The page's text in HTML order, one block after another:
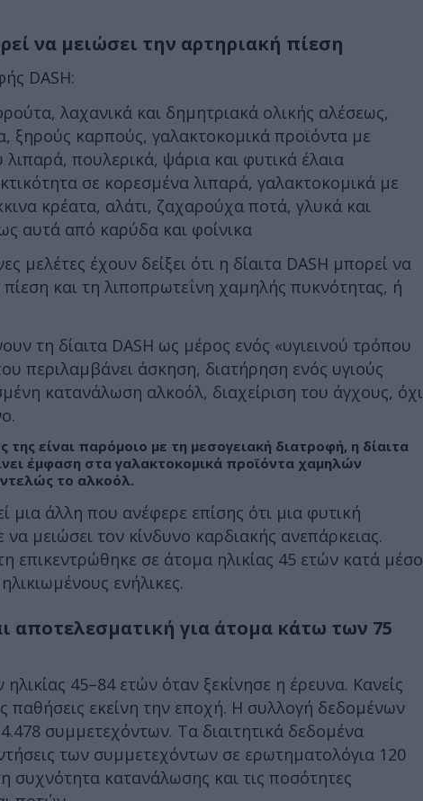
να μειώσει την αρτηριακή πίεση
DASH:
λαχανικά και δημητριακά ολικής αλέσεως,
ξηρούς καρπούς, γαλακτοκομικά προϊόντα με
πουλερικά, ψάρια και φυτικά έλαια
σε κορεσμένα λιπαρά, γαλακτοκομικά με
κρέατα, αλάτι, ζαχαρούχα ποτά, γλυκά και
αυτά από καρύδα και φοίνικα
μελέτες έχουν δείξει ότι η δίαιτα DASH μπορεί να
πίεση και τη λιποπρωτεΐνη χαμηλής πυκνότητας, ή
τη δίαιτα DASH ως μέρος ενός «υγιεινού τρόπου
περιλαμβάνει άσκηση, διατήρηση ενός υγιούς
κατανάλωση αλκοόλ, διαχείριση του άγχους, όχι
είναι παρόμοιο με τη μεσογειακή διατροφή, η δίαιτα
έμφαση στα γαλακτοκομικά προϊόντα χαμηλών
το αλκοόλ.
μια άλλη που ανέφερε επίσης ότι μια φυτική
μειώσει τον κίνδυνο καρδιακής ανεπάρκειας.
επικεντρώθηκε σε άτομα ηλικίας 45 ετών κατά μέσο
ενήλικες.
αποτελεσματική για άτομα κάτω των 75
45–84 ετών όταν ξεκίνησε η έρευνα. Κανείς
παθήσεις εκείνη την εποχή. Η συλλογή δεδομένων
συμμετεχόντων. Τα διαιτητικά δεδομένα
των συμμετεχόντων σε ερωτηματολόγια 120
συχνότητα κατανάλωσης και τις ποσότητες